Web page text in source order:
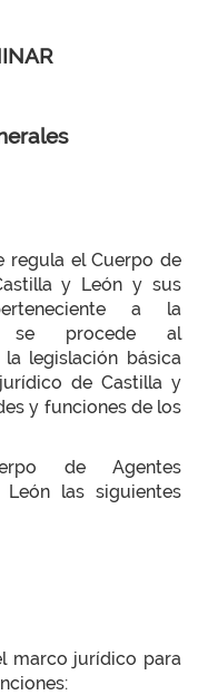
regula el Cuerpo de
y León y sus
a la
se procede al
legislación básica
de Castilla y
y funciones de los
de Agentes
las siguientes
marco jurídico para